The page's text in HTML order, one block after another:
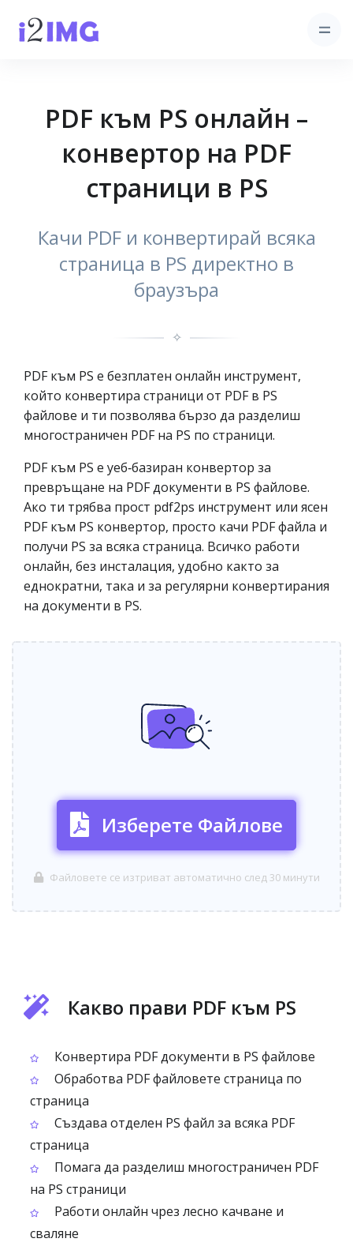
PDF към PS онлайн –
конвертор на PDF
страници в PS
Качи PDF и конвертирай всяка
страница в PS директно в
браузъра
✧
PDF към PS е безплатен онлайн инструмент,
който конвертира страници от PDF в PS
файлове и ти позволява бързо да разделиш
многостраничен PDF на PS по страници.
PDF към PS е уеб‑базиран конвертор за
превръщане на PDF документи в PS файлове.
Ако ти трябва прост pdf2ps инструмент или ясен
PDF към PS конвертор, просто качи PDF файла и
получи PS за всяка страница. Всичко работи
онлайн, без инсталация, удобно както за
еднократни, така и за регулярни конвертирания
на документи в PS.
Изберете Файлове
Файловете се изтриват автоматично след 30 минути
Какво прави PDF към PS
Конвертира PDF документи в PS файлове
Обработва PDF файловете страница по
страница
Създава отделен PS файл за всяка PDF
страница
Помага да разделиш многостраничен PDF
на PS страници
Работи онлайн чрез лесно качване и
сваляне